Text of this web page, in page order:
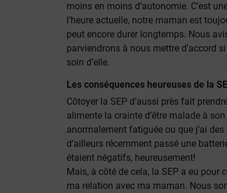
moins en moins d’autonomie. C’est
l’heure actuelle, notre maman est
peut encore durer longtemps. Nous
parviendrons à nous mettre d’accord
soin d’elle.
Les conséquences heureuses de la
Côtoyer la SEP d’aussi près fait
alimente la crainte d’être malade à
anormalement fatiguée ou que j’ai
d’ailleurs récemment passé une
étaient négatifs, heureusement!
Mais, à côté de cela, la SEP a eu
ma relation avec ma maman. Nous